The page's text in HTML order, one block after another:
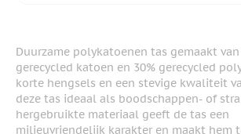
Duurzame polykatoenen tas gemaakt van
gerecycled katoen en 30% gerecycled
korte hengsels en een stevige kwaliteit
deze tas ideaal als boodschappen- of
hergebruikte materiaal geeft de tas een
milieuvriendelijk karakter en maakt hem